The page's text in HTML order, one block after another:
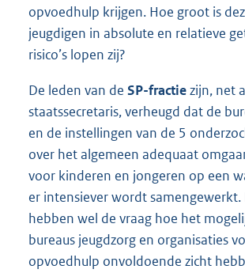
opvoedhulp krijgen. Hoe groot is
jeugdigen in absolute en relatieve
risico’s lopen zij?
De leden van de SP-fractiezijn, net
staatssecretaris, verheugd dat de
en de instellingen van de 5
over het algemeen adequaat
voor kinderen en jongeren op een
er intensiever wordt samengewerkt.
hebben wel de vraag hoe het
bureaus jeugdzorg en organisaties
opvoedhulp onvoldoende zicht